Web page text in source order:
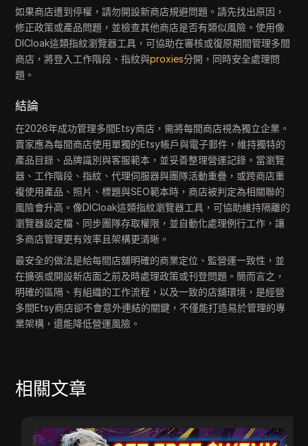
如果商店遭到停權，請勿開設新商店規避問題。請先找出原因，
修正政策或產品問題，並檢查其他商店是否有類似風險。使用像
DICloak這類指紋瀏覽器工具，可協助在審核或復原期間管理多間
商店，將登入工作階段、指紋與proxies分開，同時安全處理問
題。
結論
在2026年成功管理多間Etsy商店，需將每間商店視為獨立企業。
賣家應為每間商店使用單獨的Etsy帳戶與電子郵件，維持獨特的
產品目錄、品牌識別與客服範本，並妥善整理營運記錄。當瀏覽
器、工作階段、指紋、代理伺服器與團隊活動重疊，或跨商店重
複使用產品、照片、標題與SEO範本時，商店被判定為相關聯的
風險會升高。像DICloak這類指紋瀏覽器工具，可協助維持隔離的
瀏覽器設定檔、同步團隊存取權限，並自動化處理例行工作，讓
多商店管理更有效率且架構更清晰。
最安全的做法是給每間店舖明確的商業定位、監營運一致性，並
在擴張或開設新店面之前及時處理政策或刊登問題。簡而言之，
明確的區隔、有組織的工作流程，以及一致的店舖環境，是經營
多間Etsy商店卻不會意外連結的關鍵，不僅能打造易於管理的專
業架構，還能降低營運風險。
相關文章